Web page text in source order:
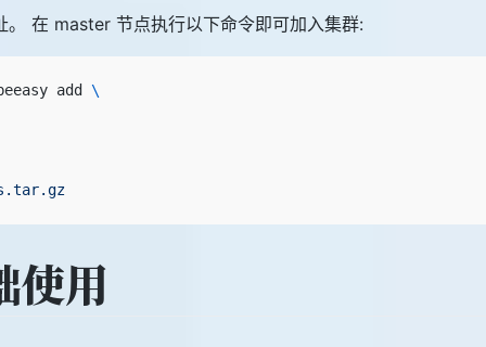
。 在 master 节点执行以下命令即可加入集群:
add \
使用